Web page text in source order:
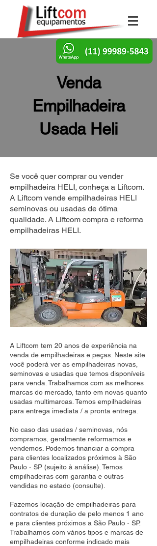
Venda
Empilhadeira
Usada Heli
Se você quer comprar ou vender
empilhadeira HELI, conheça a Liftcom.
A Liftcom vende empilhadeiras HELI
seminovas ou usadas de ótima
qualidade. A Liftcom compra e reforma
empilhadeiras HELI.
A Liftcom tem 20 anos de experiência na
venda de empilhadeiras e peças. Neste site
você poderá ver as empilhadeiras novas,
seminovas e usadas que temos disponíveis
para venda. Trabalhamos com as melhores
marcas do mercado, tanto em novas quanto
usadas multimarcas. Temos empilhadeiras
para entrega imediata / a pronta entrega.
No caso das usadas / seminovas, nós
compramos, geralmente reformamos e
vendemos. Podemos financiar a compra
para clientes localizados próximos à São
Paulo - SP (sujeito à análise). Temos
empilhadeiras com garantia e outras
vendidas no estado (consulte).
Fazemos locação de empilhadeiras para
contratos de duração de pelo menos 1 ano
e para clientes próximos a São Paulo - SP.
Trabalhamos com vários tipos e marcas de
empilhadeiras conforme indicado mais